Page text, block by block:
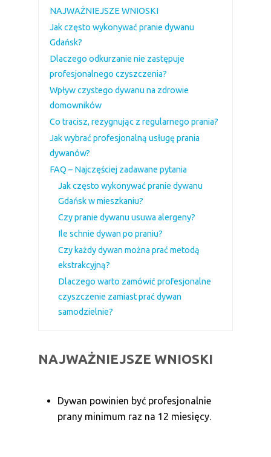
NAJWAŻNIEJSZE WNIOSKI
Jak często wykonywać pranie dywanu
Gdańsk?
Dlaczego odkurzanie nie zastępuje
profesjonalnego czyszczenia?
Wpływ czystego dywanu na zdrowie
domowników
Co tracisz, rezygnując z regularnego prania?
Jak wybrać profesjonalną usługę prania
dywanów?
FAQ – Najczęściej zadawane pytania
Jak często wykonywać pranie dywanu
Gdańsk w mieszkaniu?
Czy pranie dywanu usuwa alergeny?
Ile schnie dywan po praniu?
Czy każdy dywan można prać metodą
ekstrakcyjną?
Dlaczego warto zamówić profesjonalne
czyszczenie zamiast prać dywan
samodzielnie?
NAJWAŻNIEJSZE WNIOSKI
Dywan powinien być profesjonalnie
prany minimum raz na 12 miesięcy.